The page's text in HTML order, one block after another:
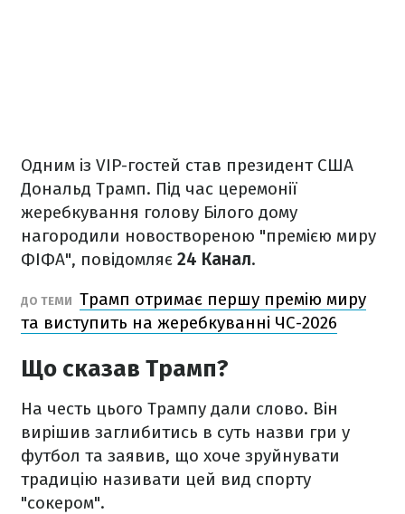
Одним із VIP-гостей став президент США
Дональд Трамп. Під час церемонії
жеребкування голову Білого дому
нагородили новоствореною "премією миру
ФІФА", повідомляє 24 Канал.
ДО ТЕМИ Трамп отримає першу премію миру
та виступить на жеребкуванні ЧС-2026
Що сказав Трамп?
На честь цього Трампу дали слово. Він
вирішив заглибитись в суть назви гри у
футбол та заявив, що хоче зруйнувати
традицію називати цей вид спорту
"сокером".